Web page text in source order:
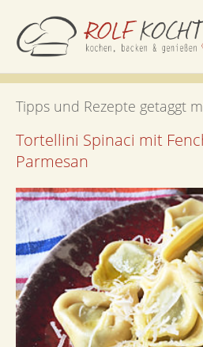
Tipps und Rezepte getaggt
Tortellini Spinaci mit
Parmesan